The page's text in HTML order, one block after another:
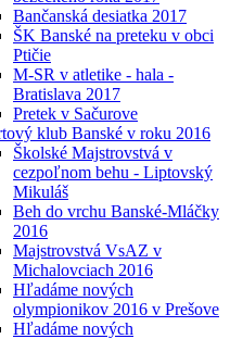
Bančanská desiatka 2017
ŠK Banské na preteku v obci
Ptičie
M-SR v atletike - hala -
Bratislava 2017
Pretek v Sačurove
klub Banské v roku 2016
Školské Majstrovstvá v
cezpoľnom behu - Liptovský
Mikuláš
Beh do vrchu Banské-Mláčky
2016
Majstrovstvá VsAZ v
Michalovciach 2016
Hľadáme nových
olympionikov 2016 v Prešove
Hľadáme nových